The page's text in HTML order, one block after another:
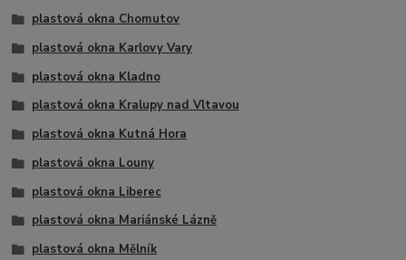
plastová okna Chomutov
plastová okna Karlovy Vary
plastová okna Kladno
plastová okna Kralupy nad Vltavou
plastová okna Kutná Hora
plastová okna Louny
plastová okna Liberec
plastová okna Mariánské Lázně
plastová okna Mělník